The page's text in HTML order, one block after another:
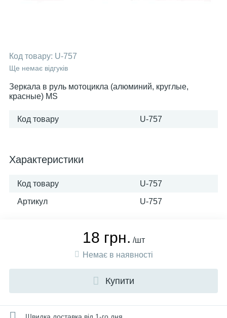
Код товару: U-757
Ще немає відгуків
Зеркала в руль мотоцикла (алюминий, круглые,
красные) MS
Код товару U-757
Характеристики
Код товару U-757
Артикул U-757
18 грн. /шт
Немає в наявності
Купити
Швидка доставка від 1-го дня